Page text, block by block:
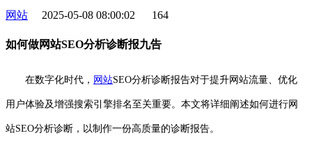
网站 2025-05-08 08:00:02 164
如何做网站SEO分析诊断报九告
在数字化时代， 网站SEO分析诊断报告对于提升网站流量、优化
用户体验及增强搜索引擎排名至关重要。本文将详细阐述如何进行网
站SEO分析诊断，以制作一份高质量的诊断报告。